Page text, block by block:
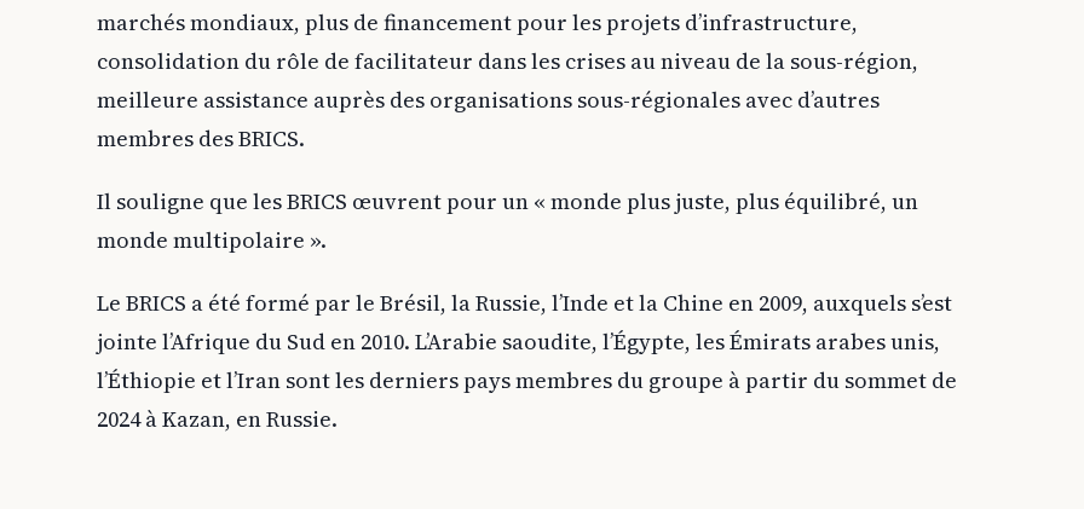
marchés mondiaux, plus de financement pour les projets d’infrastructure,
consolidation du rôle de facilitateur dans les crises au niveau de la sous-région,
meilleure assistance auprès des organisations sous-régionales avec d’autres
membres des BRICS.
Il souligne que les BRICS œuvrent pour un « monde plus juste, plus équilibré, un
monde multipolaire ».
Le BRICS a été formé par le Brésil, la Russie, l’Inde et la Chine en 2009, auxquels s’est
jointe l’Afrique du Sud en 2010. L’Arabie saoudite, l’Égypte, les Émirats arabes unis,
l’Éthiopie et l’Iran sont les derniers pays membres du groupe à partir du sommet de
2024 à Kazan, en Russie.